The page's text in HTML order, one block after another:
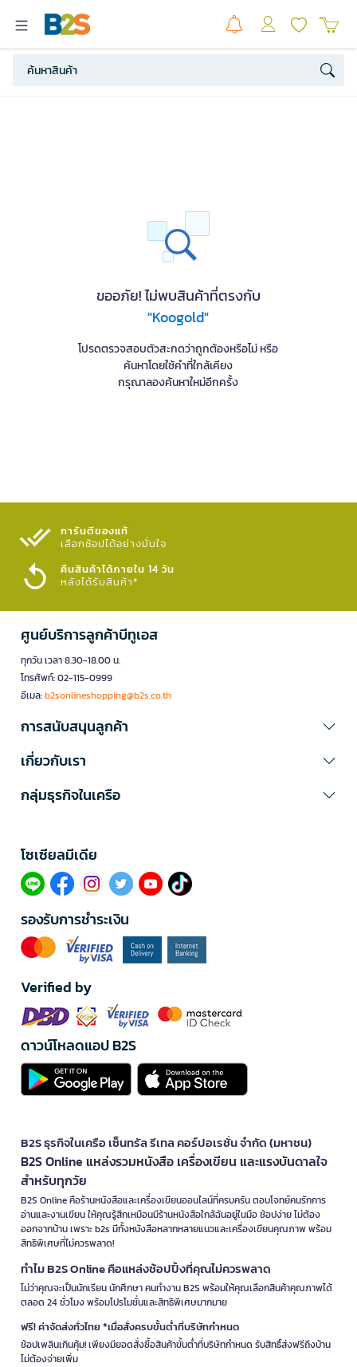
ขออภัย! ไม่พบสินค้าที่ตรงกับ
"Koogold"
โปรดตรวจสอบตัวสะกดว่าถูกต้องหรือไม่ หรือ
ค้นหาโดยใช้คำที่ใกล้เคียง
กรุณาลองค้นหาใหม่อีกครั้ง
การันตีของแท้
เลือกช้อปได้อย่างมั่นใจ​
คืนสินค้าได้ภายใน 14 วัน
หลังได้รับสินค้า*
ศูนย์บริการลูกค้าบีทูเอส
ทุกวัน เวลา 8.30-18.00 น.
โทรศัพท์: 02-115-0999
อีเมล:b2sonlineshopping@b2s.co.th
การสนับสนุนลูกค้า
เกี่ยวกับเรา
กลุ่มธุรกิจในเครือ
โซเซียลมีเดีย​
รองรับการชำระเงิน
Verified by
ดาวน์โหลดแอป B2S
B2S ธุรกิจในเครือ เซ็นทรัล รีเทล คอร์ปอเรชั่น จำกัด (มหาชน)
B2S Online แหล่งรวมหนังสือ เครื่องเขียน และแรงบันดาลใจ
สำหรับทุกวัย
B2S Online คือร้านหนังสือและเครื่องเขียนออนไลน์ที่ครบครัน ตอบโจทย์คนรักการ
อ่านและงานเขียน ให้คุณรู้สึกเหมือนมีร้านหนังสือใกล้ฉันอยู่ในมือ ช้อปง่าย ไม่ต้อง
ออกจากบ้าน เพราะ b2s มีทั้งหนังสือหลากหลายแนวและเครื่องเขียนคุณภาพ พร้อม
สิทธิพิเศษที่ไม่ควรพลาด!
ทำไม B2S Online คือแหล่งช้อปปิ้งที่คุณไม่ควรพลาด
ไม่ว่าคุณจะเป็นนักเรียน นักศึกษา คนทำงาน B2S พร้อมให้คุณเลือกสินค้าคุณภาพได้
ตลอด 24 ชั่วโมง พร้อมโปรโมชั่นและสิทธิพิเศษมากมาย
ฟรี! ค่าจัดส่งทั่วไทย *เมื่อสั่งครบขั้นต่ำที่บริษัทกำหนด
ช้อปเพลินเกินคุ้ม! เพียงมียอดสั่งซื้อสินค้าขั้นต่ำที่บริษัทกำหนด รับสิทธิ์ส่งฟรีถึงบ้าน
ไม่ต้องจ่ายเพิ่ม